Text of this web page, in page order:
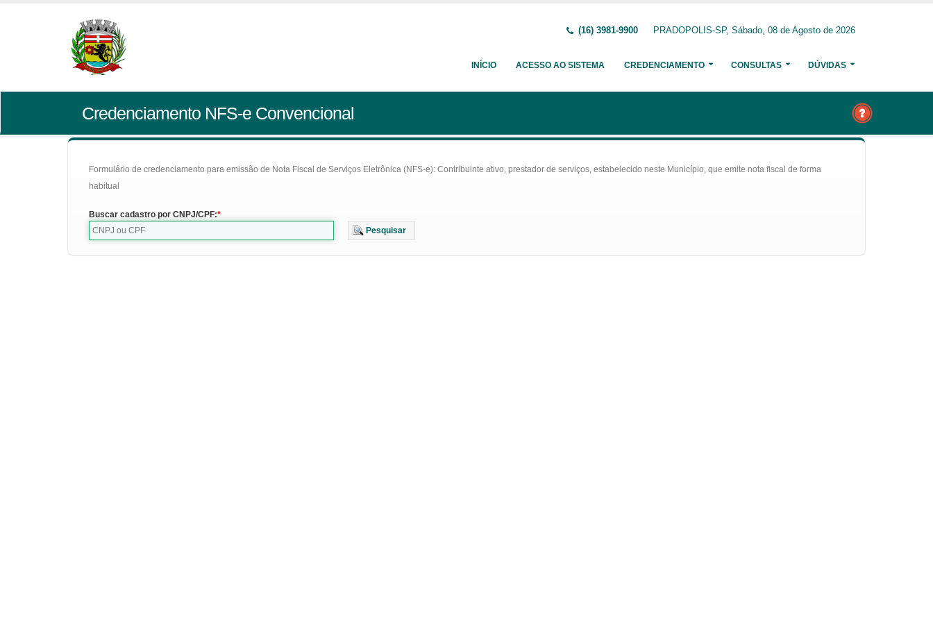
(16) 3981-9900 PRADOPOLIS-SP, Sábado, 08 de Agosto de 2026
INÍCIO ACESSO AO SISTEMA CREDENCIAMENTO CONSULTAS DÚVIDAS
Credenciamento NFS-e Convencional
Formulário de credenciamento para emissão de Nota Fiscal de Serviços Eletrônica (NFS-e): Contribuinte ativo, prestador de serviços, estabelecido neste Município, que emite nota fiscal de forma
habitual
Buscar cadastro por CNPJ/CPF:
Pesquisar